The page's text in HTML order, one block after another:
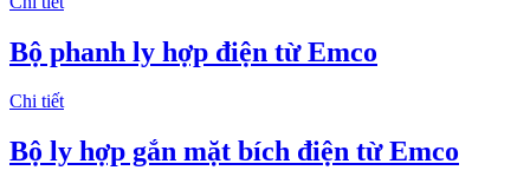
Bộ phanh ly hợp điện từ Emco
Chi tiết
Bộ ly hợp gắn mặt bích điện từ Emco